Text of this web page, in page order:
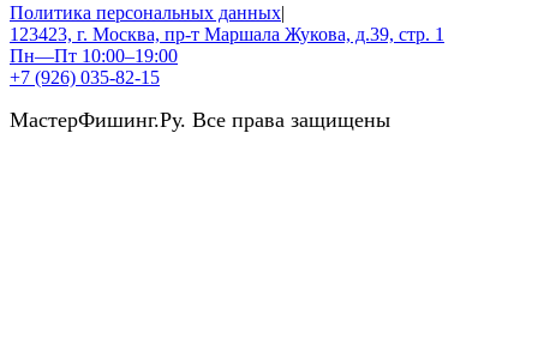
Политика персональных данных|
123423, г. Москва, пр-т Маршала Жукова, д.39, стр. 1
Пн—Пт 10:00–19:00
+7 (926) 035-82-15
МастерФишинг.Ру. Все права защищены